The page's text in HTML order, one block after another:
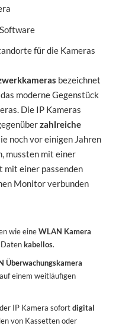
für die Kameras
bezeichnet
moderne Gegenstück
Die IP Kameras
zahlreiche
noch vor einigen Jahren
mussten mit einer
mit einer passenden
Monitor verbunden
wie eineWLAN Kamera
Datenkabellos.
Überwachungskamera
einem weitläufigen
IP Kamera sofortdigital
von Kassetten oder